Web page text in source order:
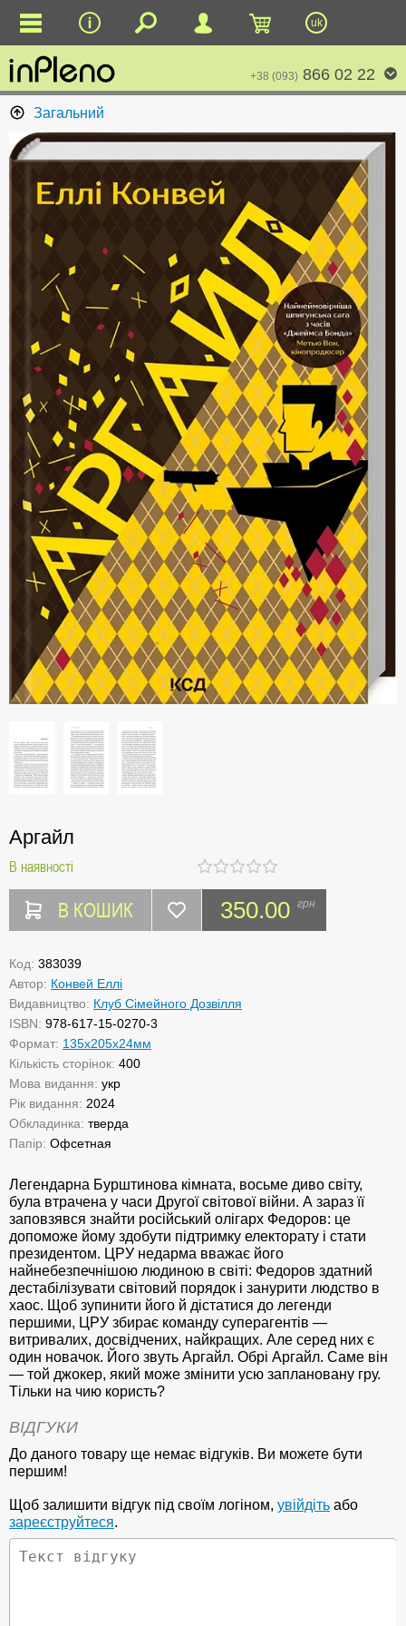
uk
+38 (093) 866 02 22
Загальний
Аргайл
В наявності
В КОШИК 350.00 грн
Код: 383039
Автор: Конвей Еллі
Видавництво: Клуб Сімейного Дозвілля
ISBN: 978-617-15-0270-3
Формат: 135x205x24мм
Кількість сторінок: 400
Мова видання: укр
Рік видання: 2024
Обкладинка: тверда
Папір: Офсетная
Легендарна Бурштинова кімната, восьме диво світу,
була втрачена у часи Другої світової війни. А зараз її
заповзявся знайти російський олігарх Федоров: це
допоможе йому здобути підтримку електорату і стати
президентом. ЦРУ недарма вважає його
найнебезпечнішою людиною в світі: Федоров здатний
дестабілізувати світовий порядок і занурити людство в
хаос. Щоб зупинити його й дістатися до легенди
першими, ЦРУ збирає команду суперагентів —
витривалих, досвідчених, найкращих. Але серед них є
один новачок. Його звуть Аргайл. Обрі Аргайл. Саме він
— той джокер, який може змінити усю заплановану гру.
Тільки на чию користь?
ВІДГУКИ
До даного товару ще немає відгуків. Ви можете бути
першим!
Щоб залишити відгук під своїм логіном, увійдіть або
зареєструйтеся.